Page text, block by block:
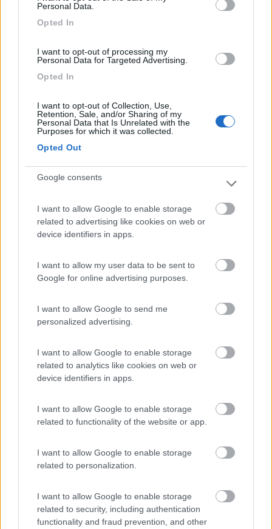
Personal Data.
Opted In
I want to opt-out of processing my
Personal Data for Targeted Advertising.
Opted In
I want to opt-out of Collection, Use,
Retention, Sale, and/or Sharing of my
Personal Data that Is Unrelated with the
Purposes for which it was collected.
Opted Out
Google consents
I want to allow Google to enable storage
related to advertising like cookies on web or
device identifiers in apps.
I want to allow my user data to be sent to
Google for online advertising purposes.
I want to allow Google to send me
personalized advertising.
I want to allow Google to enable storage
related to analytics like cookies on web or
device identifiers in apps.
I want to allow Google to enable storage
related to functionality of the website or app.
I want to allow Google to enable storage
related to personalization.
I want to allow Google to enable storage
related to security, including authentication
functionality and fraud prevention, and other
Pask69
Comoda per visitare il centro. Tranquilla!
71182 09/10/2018 22:23
euro si sosta 24 ore, vicino al centro, illuminato e
Accessibilità Caratteristiche Posizione
Prezzo
Servizi
pobss 24/05/2017 17:49
Accessibilità Caratteristiche
filippofr
Caratteristiche
Prezzo
Segnalati nei dintorni